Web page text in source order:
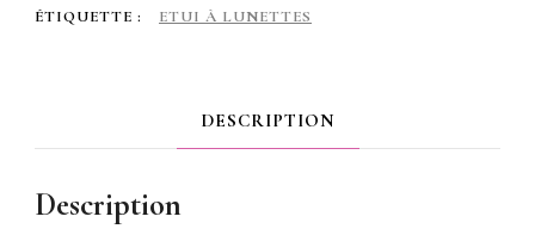
ÉTIQUETTE :
ETUI À LUNETTES
DESCRIPTION
Description